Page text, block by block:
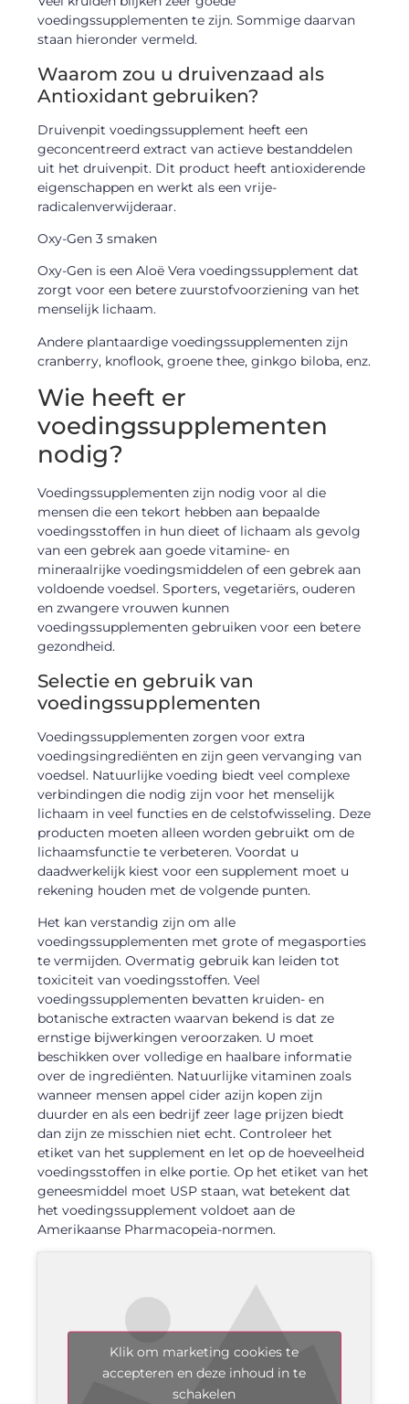
voedingssupplementen te zijn. Sommige daarvan
staan hieronder vermeld.
Waarom zou u druivenzaad als
Antioxidant gebruiken?
Druivenpit voedingssupplement heeft een
geconcentreerd extract van actieve bestanddelen
uit het druivenpit. Dit product heeft antioxiderende
eigenschappen en werkt als een vrije-
radicalenverwijderaar.
Oxy-Gen 3 smaken
Oxy-Gen is een Aloë Vera voedingssupplement dat
zorgt voor een betere zuurstofvoorziening van het
menselijk lichaam.
Andere plantaardige voedingssupplementen zijn
cranberry, knoflook, groene thee, ginkgo biloba, enz.
Wie heeft er
voedingssupplementen
nodig?
Voedingssupplementen zijn nodig voor al die
mensen die een tekort hebben aan bepaalde
voedingsstoffen in hun dieet of lichaam als gevolg
van een gebrek aan goede vitamine- en
mineraalrijke voedingsmiddelen of een gebrek aan
voldoende voedsel. Sporters, vegetariërs, ouderen
en zwangere vrouwen kunnen
voedingssupplementen gebruiken voor een betere
gezondheid.
Selectie en gebruik van
voedingssupplementen
Voedingssupplementen zorgen voor extra
voedingsingrediënten en zijn geen vervanging van
voedsel. Natuurlijke voeding biedt veel complexe
verbindingen die nodig zijn voor het menselijk
lichaam in veel functies en de celstofwisseling. Deze
producten moeten alleen worden gebruikt om de
lichaamsfunctie te verbeteren. Voordat u
daadwerkelijk kiest voor een supplement moet u
rekening houden met de volgende punten.
Het kan verstandig zijn om alle
voedingssupplementen met grote of megasporties
te vermijden. Overmatig gebruik kan leiden tot
toxiciteit van voedingsstoffen. Veel
voedingssupplementen bevatten kruiden- en
botanische extracten waarvan bekend is dat ze
ernstige bijwerkingen veroorzaken. U moet
beschikken over volledige en haalbare informatie
over de ingrediënten. Natuurlijke vitaminen zoals
wanneer mensen appel cider azijn kopen zijn
duurder en als een bedrijf zeer lage prijzen biedt
dan zijn ze misschien niet echt. Controleer het
etiket van het supplement en let op de hoeveelheid
voedingsstoffen in elke portie. Op het etiket van het
geneesmiddel moet USP staan, wat betekent dat
het voedingssupplement voldoet aan de
Amerikaanse Pharmacopeia-normen.
Klik om marketing cookies te
accepteren en deze inhoud in te
schakelen